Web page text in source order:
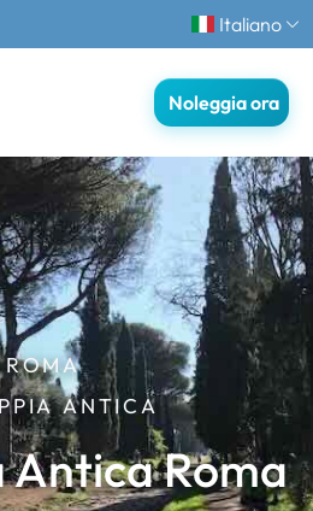
Italiano
Noleggia ora
ROMA
ANTICA
Roma